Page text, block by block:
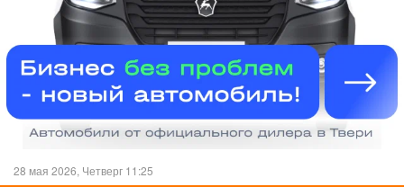
28 мая 2026, Четверг 11:25